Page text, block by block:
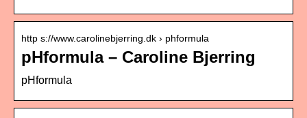
http s://www.carolinebjerring.dk › phformula
pHformula – Caroline Bjerring
pHformula